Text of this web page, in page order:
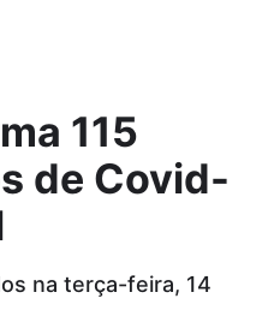
115
de Covid-
na terça-feira, 14